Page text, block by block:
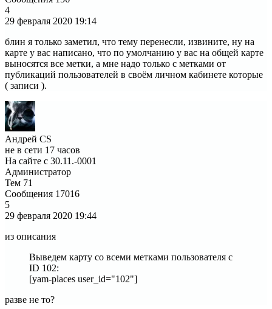
4
29 февраля 2020 19:14
блин я только заметил, что тему перенесли, извините, ну на
карте у вас написано, что по умолчанию у вас на общей карте
выносятся все метки, а мне надо только с метками от
публикаций пользователей в своём личном кабинете которые
( записи ).
Андрей CS
не в сети 17 часов
На сайте с 30.11.-0001
Администратор
Тем 71
Сообщения 17016
5
29 февраля 2020 19:44
из описания
Выведем карту со всеми метками пользователя c
ID 102:
[yam-places user_id="102"]
разве не то?